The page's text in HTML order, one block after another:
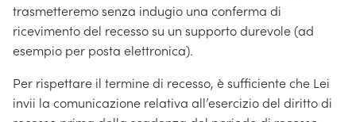
trasmetteremo senza indugio una conferma di
ricevimento del recesso su un supporto durevole (ad
esempio per posta elettronica).
Per rispettare il termine di recesso, è sufficiente che Lei
invii la comunicazione relativa all’esercizio del diritto di